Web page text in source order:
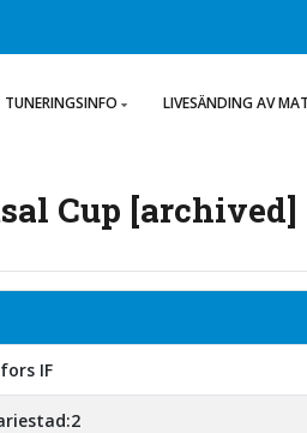
TUNERINGSINFO LIVESÄNDING AV
Cup [archived]
IF